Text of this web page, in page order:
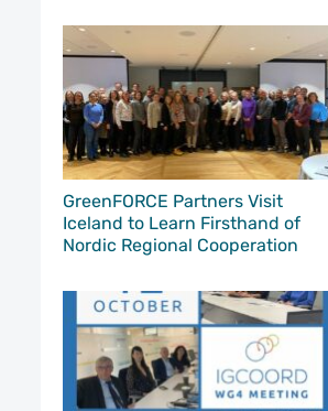
GreenFORCE Partners Visit
Iceland to Learn Firsthand of
Nordic Regional Cooperation